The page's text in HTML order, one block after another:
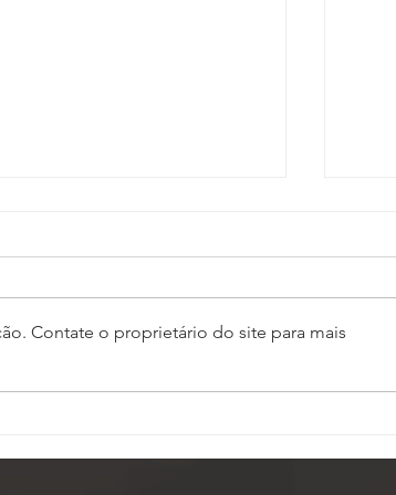
da ASSOJAF-
Contate o proprietário do site para mais